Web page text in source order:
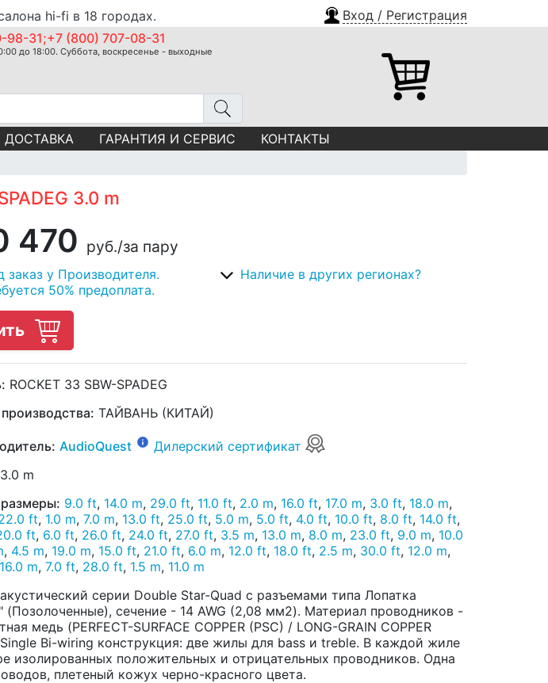
hi-fi в 18 городах. Вход / Регистрация
98-31;+7 (800) 707-08-31
до 18:00. Суббота, воскресенье - выходные
ДОСТАВКА ГАРАНТИЯ И СЕРВИС КОНТАКТЫ
3.0 m
470 руб./за пару
заказ у Производителя.
50% предоплата.
Наличие в других регионах?
ROCKET 33 SBW-SPADEG
ТАЙВАНЬ (КИТАЙ)
AudioQuest
Дилерский сертификат
3.0 m
9.0 ft, 14.0 m, 29.0 ft, 11.0 ft, 2.0 m, 16.0 ft, 17.0 m, 3.0 ft, 18.0 m,
ft, 1.0 m, 7.0 m, 13.0 ft, 25.0 ft, 5.0 m, 5.0 ft, 4.0 ft, 10.0 ft, 8.0 ft, 14.0 ft,
ft, 6.0 ft, 26.0 ft, 24.0 ft, 27.0 ft, 3.5 m, 13.0 m, 8.0 m, 23.0 ft, 9.0 m, 10.0
, 4.5 m, 19.0 m, 15.0 ft, 21.0 ft, 6.0 m, 12.0 ft, 18.0 ft, 2.5 m, 30.0 ft, 12.0 m,
16.0 m, 7.0 ft, 28.0 ft, 1.5 m, 11.0 m
серии Double Star-Quad с разъемами типа Лопатка
(Позолоченные), сечение - 14 AWG (2,08 мм2). Материал проводников -
медь (PERFECT-SURFACE COPPER (PSC) / LONG-GRAIN COPPER
Bi-wiring конструкция: две жилы для bass и treble. В каждой жиле
изолированных положительных и отрицательных проводников. Одна
плетеный кожух черно-красного цвета.